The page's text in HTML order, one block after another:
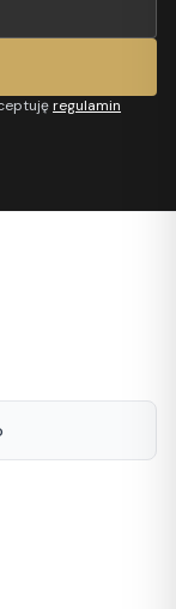
regulamin